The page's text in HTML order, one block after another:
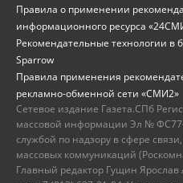
Правила о применении
информационного ресурса
Рекомендательные технологии в
Sparrow
Правила применения
рекламно-обменной сети «СМИ2»
Сетевое издание Газета.СПб
массовой информации Эл №
службой по надзору в сфере
массовых коммуникаций
Главный редактор Гущин Ярослав